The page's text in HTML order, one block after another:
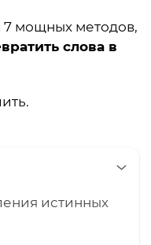
7 мощных методов,
слова в
истинных